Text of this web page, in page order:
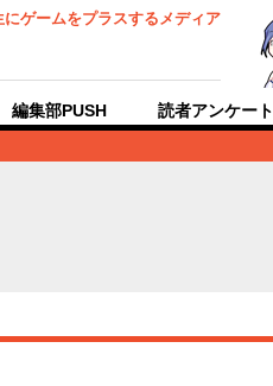
にゲームをプラスするメディア
編集部PUSH 読者アンケート